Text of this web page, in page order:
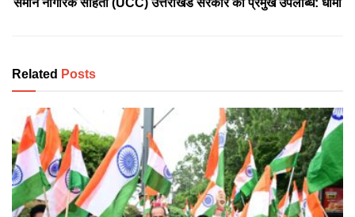
समान नागरिक संहिता (UCC) उत्तराखंड सरकार की प्रमुख उपलब्धि: धामी
Related Posts